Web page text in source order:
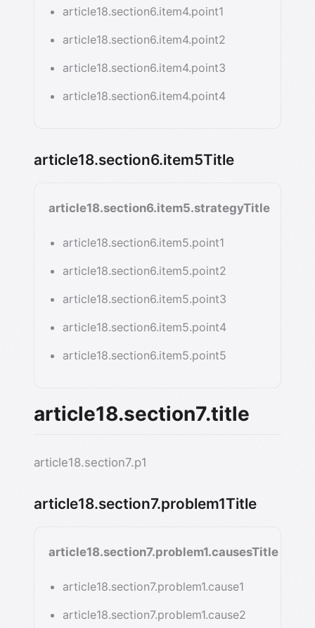
article18.section6.item4.point1
article18.section6.item4.point2
article18.section6.item4.point3
article18.section6.item4.point4
article18.section6.item5Title
article18.section6.item5.strategyTitle
article18.section6.item5.point1
article18.section6.item5.point2
article18.section6.item5.point3
article18.section6.item5.point4
article18.section6.item5.point5
article18.section7.title
article18.section7.p1
article18.section7.problem1Title
article18.section7.problem1.causesTitle
article18.section7.problem1.cause1
article18.section7.problem1.cause2